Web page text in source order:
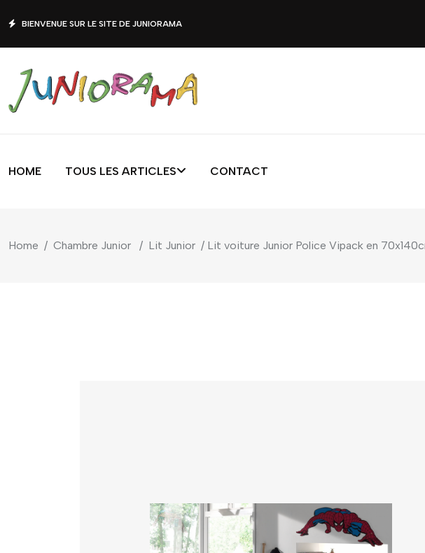
BIENVENUE SUR LE SITE DE JUNIORAMA
HOME TOUS LES ARTICLES CONTACT
Home / Chambre Junior / Lit Junior / Lit voiture Junior Police Vipack en